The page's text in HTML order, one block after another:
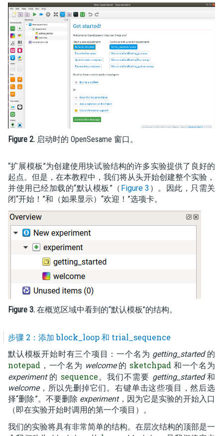
Figure 2. 启动时的 OpenSesame 窗口。
“扩展模板”为创建使用块试验结构的许多实验提供了良好的
起点。但是，在本教程中，我们将从头开始创建整个实验，
并使用已经加载的“默认模板”（ Figure 3 ）。因此，只需关
闭“开始！”和（如果显示）“欢迎！”选项卡。
Figure 3. 在概览区域中看到的“默认模板”的结构。
步骤 2：添加 block_loop 和 trial_sequence
默认模板开始时有三个项目：一个名为 getting_started的
notepad ，一个名为 welcome的 sketchpad 和一个名为
experiment的 sequence。我们不需要 getting_started和
welcome，所以先删掉它们。右键单击这些项目，然后选
择“删除”。不要删除 experiment，因为它是实验的开始入口
（即在实验开始时调用的第一个项目）。
我们的实验将具有非常简单的结构。在层次结构的顶部是一